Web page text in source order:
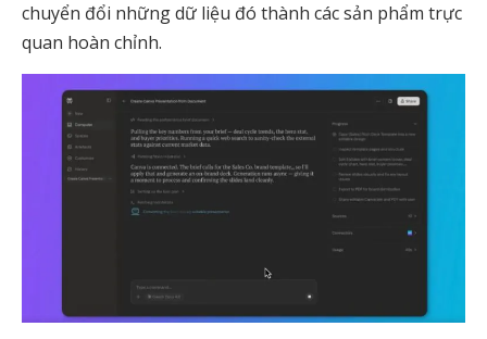
chuyển đổi những dữ liệu đó thành các sản phẩm trực
quan hoàn chỉnh.